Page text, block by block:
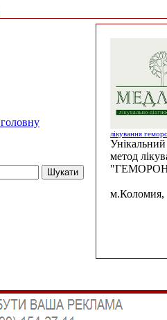
лікування
Унікальний
метод
м.Коломия,